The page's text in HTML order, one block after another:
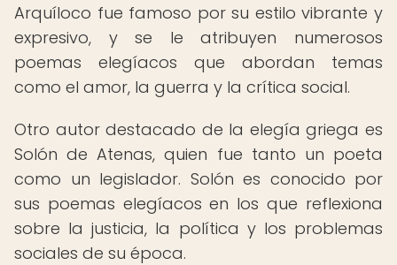
Arquíloco fue famoso por su estilo vibrante y
expresivo, y se le atribuyen numerosos
poemas elegíacos que abordan temas
como el amor, la guerra y la crítica social.
Otro autor destacado de la elegía griega es
Solón de Atenas, quien fue tanto un poeta
como un legislador. Solón es conocido por
sus poemas elegíacos en los que reflexiona
sobre la justicia, la política y los problemas
sociales de su época.